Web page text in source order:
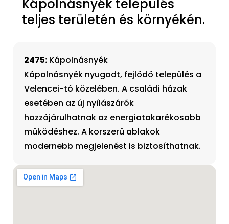
Kápolnásnyék település
teljes területén és környékén.
2475: Kápolnásnyék
Kápolnásnyék nyugodt, fejlődő település a
Velencei-tó közelében. A családi házak
esetében az új nyílászárók
hozzájárulhatnak az energiatakarékosabb
működéshez. A korszerű ablakok
modernebb megjelenést is biztosíthatnak.